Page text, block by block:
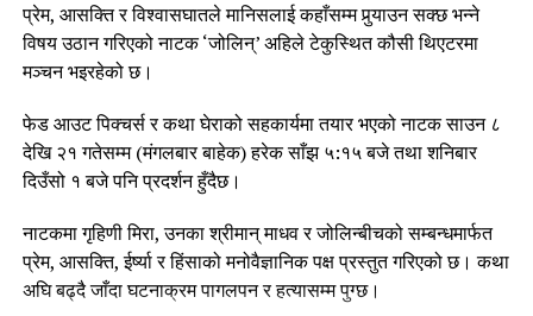
प्रेम, आसक्ति र विश्वासघातले मानिसलाई कहाँसम्म पुर्‍याउन सक्छ भन्ने
विषय उठान गरिएको नाटक ‘जोलिन्’ अहिले टेकुस्थित कौसी थिएटरमा
मञ्चन भइरहेको छ।
फेड आउट पिक्चर्स र कथा घेराको सहकार्यमा तयार भएको नाटक साउन ८
देखि २१ गतेसम्म (मंगलबार बाहेक) हरेक साँझ ५:१५ बजे तथा शनिबार
दिउँसो १ बजे पनि प्रदर्शन हुँदैछ।
नाटकमा गृहिणी मिरा, उनका श्रीमान् माधव र जोलिन्बीचको सम्बन्धमार्फत
प्रेम, आसक्ति, ईर्ष्या र हिंसाको मनोवैज्ञानिक पक्ष प्रस्तुत गरिएको छ। कथा
अघि बढ्दै जाँदा घटनाक्रम पागलपन र हत्यासम्म पुग्छ।